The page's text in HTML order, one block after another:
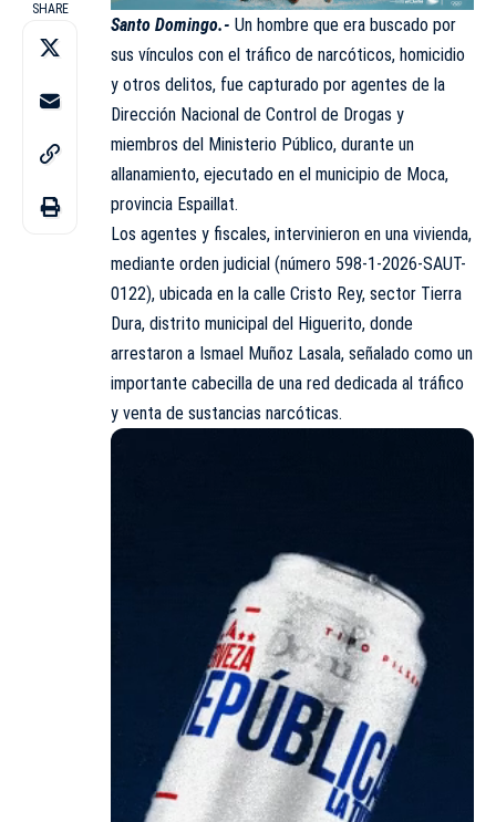
SHARE
Santo Domingo.- Un hombre que era buscado por
sus vínculos con el tráfico de narcóticos, homicidio
y otros delitos, fue capturado por agentes de la
Dirección Nacional de Control de Drogas y
miembros del Ministerio Público, durante un
allanamiento, ejecutado en el municipio de Moca,
provincia Espaillat.
Los agentes y fiscales, intervinieron en una vivienda,
mediante orden judicial (número 598-1-2026-SAUT-
0122), ubicada en la calle Cristo Rey, sector Tierra
Dura, distrito municipal del Higuerito, donde
arrestaron a Ismael Muñoz Lasala, señalado como un
importante cabecilla de una red dedicada al tráfico
y venta de sustancias narcóticas.